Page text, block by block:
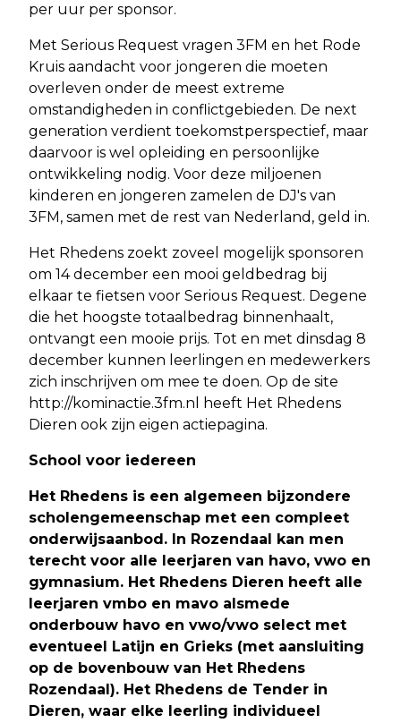
per uur per sponsor.
Met Serious Request vragen 3FM en het Rode
Kruis aandacht voor jongeren die moeten
overleven onder de meest extreme
omstandigheden in conflictgebieden. De next
generation verdient toekomstperspectief, maar
daarvoor is wel opleiding en persoonlijke
ontwikkeling nodig. Voor deze miljoenen
kinderen en jongeren zamelen de DJ's van
3FM, samen met de rest van Nederland, geld in.
Het Rhedens zoekt zoveel mogelijk sponsoren
om 14 december een mooi geldbedrag bij
elkaar te fietsen voor Serious Request. Degene
die het hoogste totaalbedrag binnenhaalt,
ontvangt een mooie prijs. Tot en met dinsdag 8
december kunnen leerlingen en medewerkers
zich inschrijven om mee te doen. Op de site
http://kominactie.3fm.nl heeft Het Rhedens
Dieren ook zijn eigen actiepagina.
School voor iedereen
Het Rhedens is een algemeen bijzondere
scholengemeenschap met een compleet
onderwijsaanbod. In Rozendaal kan men
terecht voor alle leerjaren van havo, vwo en
gymnasium. Het Rhedens Dieren heeft alle
leerjaren vmbo en mavo alsmede
onderbouw havo en vwo/vwo select met
eventueel Latijn en Grieks (met aansluiting
op de bovenbouw van Het Rhedens
Rozendaal). Het Rhedens de Tender in
Dieren, waar elke leerling individueel